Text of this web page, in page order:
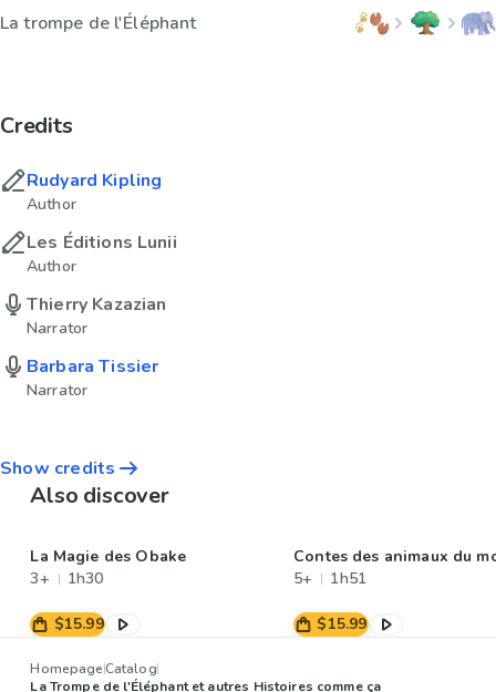
La trompe de l'Éléphant
Credits
Rudyard Kipling
Author
Les Éditions Lunii
Author
Thierry Kazazian
Narrator
Barbara Tissier
Narrator
Show credits
Also discover
La Magie des Obake
3+
1h30
$15.99
Contes des animaux du
5+
1h51
$15.99
HomepageCatalog
La Trompe de l'Éléphant et autres Histoires comme ça